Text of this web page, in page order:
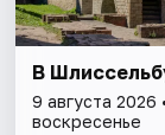
В
9 августа 2026 •
воскресенье